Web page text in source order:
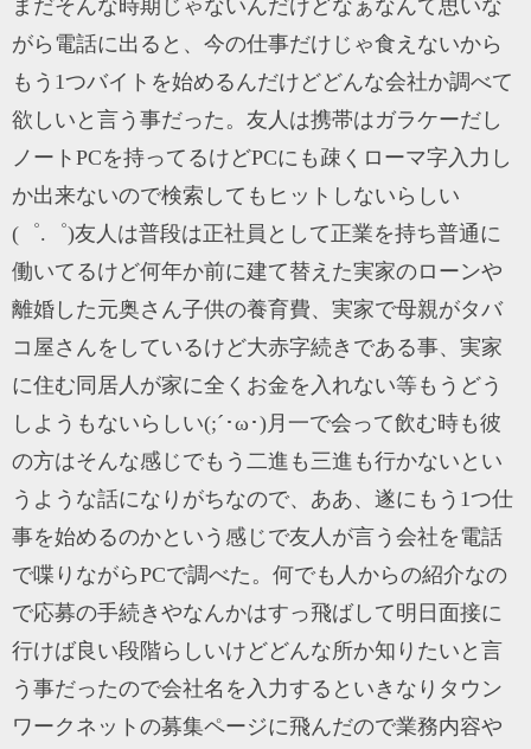
まだそんな時期じゃないんだけどなぁなんて思いな
がら電話に出ると、今の仕事だけじゃ食えないから
もう1つバイトを始めるんだけどどんな会社か調べて
欲しいと言う事だった。友人は携帯はガラケーだし
ノートPCを持ってるけどPCにも疎くローマ字入力し
か出来ないので検索してもヒットしないらしい
(゜.゜)友人は普段は正社員として正業を持ち普通に
働いてるけど何年か前に建て替えた実家のローンや
離婚した元奥さん子供の養育費、実家で母親がタバ
コ屋さんをしているけど大赤字続きである事、実家
に住む同居人が家に全くお金を入れない等もうどう
しようもないらしい(;´･ω･)月一で会って飲む時も彼
の方はそんな感じでもう二進も三進も行かないとい
うような話になりがちなので、ああ、遂にもう1つ仕
事を始めるのかという感じで友人が言う会社を電話
で喋りながらPCで調べた。何でも人からの紹介なの
で応募の手続きやなんかはすっ飛ばして明日面接に
行けば良い段階らしいけどどんな所か知りたいと言
う事だったので会社名を入力するといきなりタウン
ワークネットの募集ページに飛んだので業務内容や